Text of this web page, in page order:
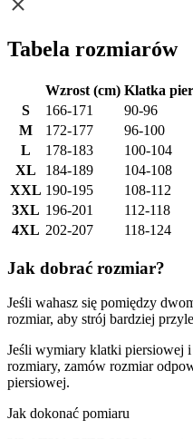
Tabela rozmiarów
Wzrost (cm) Klatka
S
166-171 90-96
M
172-177 96-100
L
178-183 100-104
XL
184-189 104-108
XXL 190-195 108-112
3XL 196-201 112-118
4XL 202-207 118-124
Jak dobrać rozmiar?
Jeśli wahasz się pomiędzy
rozmiar, aby strój bardziej
Jeśli wymiary klatki piersiowej
rozmiary, zamów rozmiar
piersiowej.
Jak dokonać pomiaru